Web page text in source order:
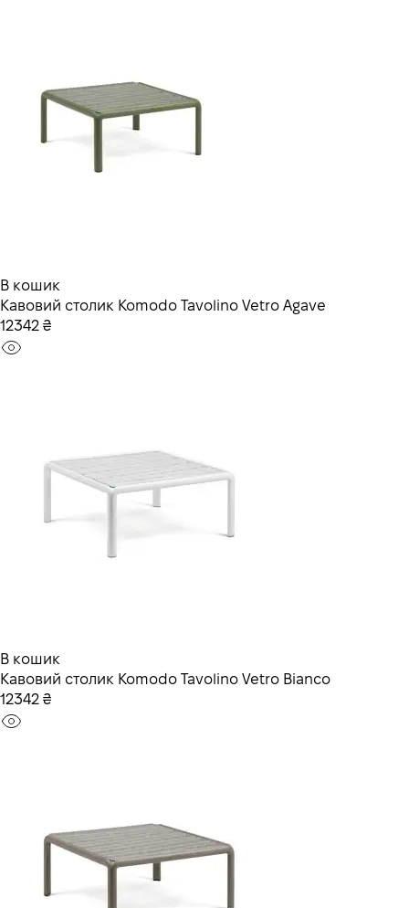
В кошик
Кавовий столик Komodo Tavolino Vetro Agave
12342 ₴
В кошик
Кавовий столик Komodo Tavolino Vetro Bianco
12342 ₴